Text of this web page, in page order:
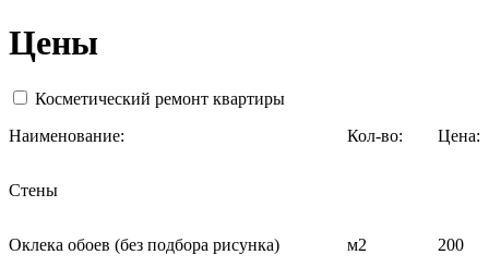
Цены
Косметический ремонт квартиры
Наименование:
Кол-во: Цена:
Стены
Оклека обоев (без подбора рисунка) м2 200